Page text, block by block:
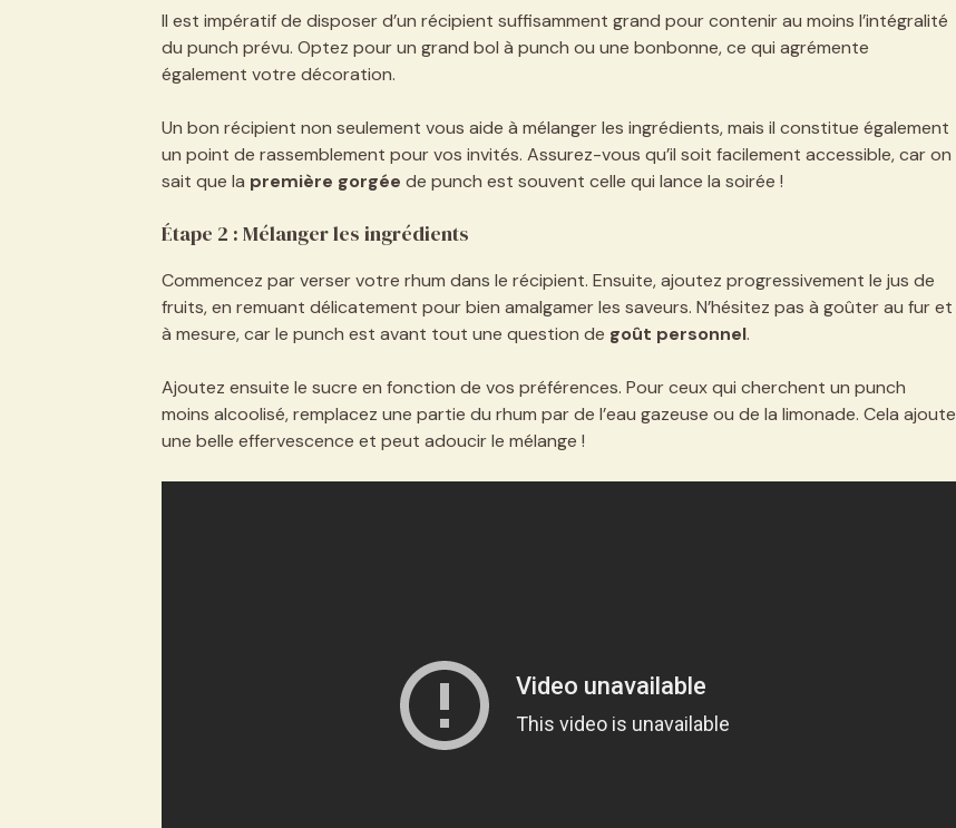
Il est impératif de disposer d’un récipient suffisamment grand pour contenir au moins l’intégralité
du punch prévu. Optez pour un grand bol à punch ou une bonbonne, ce qui agrémente
également votre décoration.
Un bon récipient non seulement vous aide à mélanger les ingrédients, mais il constitue également
un point de rassemblement pour vos invités. Assurez-vous qu’il soit facilement accessible, car on
sait que la première gorgée de punch est souvent celle qui lance la soirée !
Étape 2 : Mélanger les ingrédients
Commencez par verser votre rhum dans le récipient. Ensuite, ajoutez progressivement le jus de
fruits, en remuant délicatement pour bien amalgamer les saveurs. N’hésitez pas à goûter au fur et
à mesure, car le punch est avant tout une question de goût personnel.
Ajoutez ensuite le sucre en fonction de vos préférences. Pour ceux qui cherchent un punch
moins alcoolisé, remplacez une partie du rhum par de l’eau gazeuse ou de la limonade. Cela ajoute
une belle effervescence et peut adoucir le mélange !